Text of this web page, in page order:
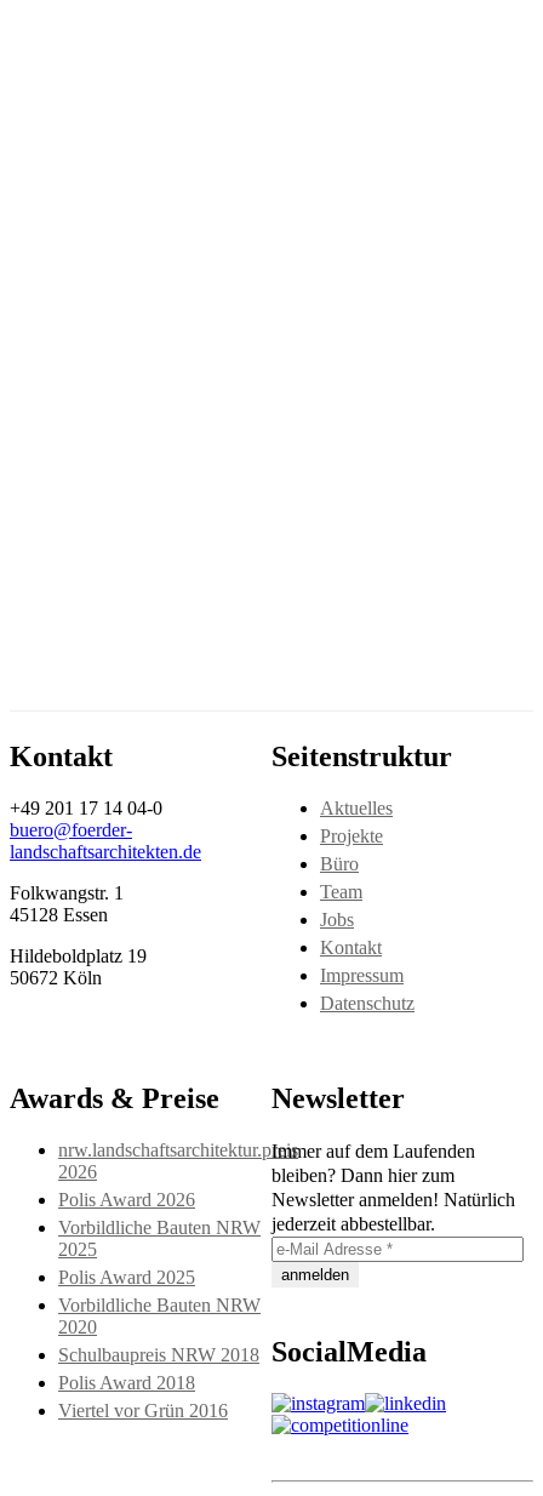
Kontakt
+49 201 17 14 04-0
buero@foerder-
landschaftsarchitekten.de
Folkwangstr. 1
45128 Essen
Hildeboldplatz 19
50672 Köln
Seitenstruktur
Aktuelles
Projekte
Büro
Team
Jobs
Kontakt
Impressum
Datenschutz
Awards & Preise
nrw.landschaftsarchitektur.preis
2026
Polis Award 2026
Vorbildliche Bauten NRW
2025
Polis Award 2025
Vorbildliche Bauten NRW
2020
Schulbaupreis NRW 2018
Polis Award 2018
Viertel vor Grün 2016
Newsletter
Immer auf dem Laufenden
bleiben? Dann hier zum
Newsletter anmelden! Natürlich
jederzeit abbestellbar.
SocialMedia